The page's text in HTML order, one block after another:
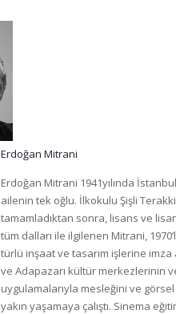
Erdoğan Mitrani
Erdoğan Mitrani 1941yılında
ailenin tek oğlu. İlkokulu Şişli
tamamladıktan sonra, lisans ve
tüm dalları ile ilgilenen Mitrani,
türlü inşaat ve tasarım işlerine imza
ve Adapazarı kültür merkezlerinin
uygulamalarıyla mesleğini ve
yakın yaşamaya çalıştı. Sinema